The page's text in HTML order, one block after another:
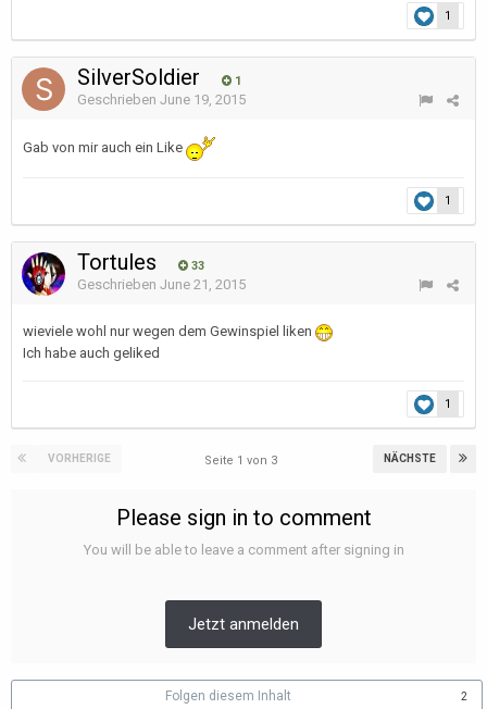
1
SilverSoldier 1
Geschrieben June 19, 2015
Gab von mir auch ein Like
1
Tortules 33
Geschrieben June 21, 2015
wieviele wohl nur wegen dem Gewinspiel liken
Ich habe auch geliked
1
VORHERIGE NÄCHSTE
Seite 1 von 3
Please sign in to comment
You will be able to leave a comment after signing in
Jetzt anmelden
Folgen diesem Inhalt 2